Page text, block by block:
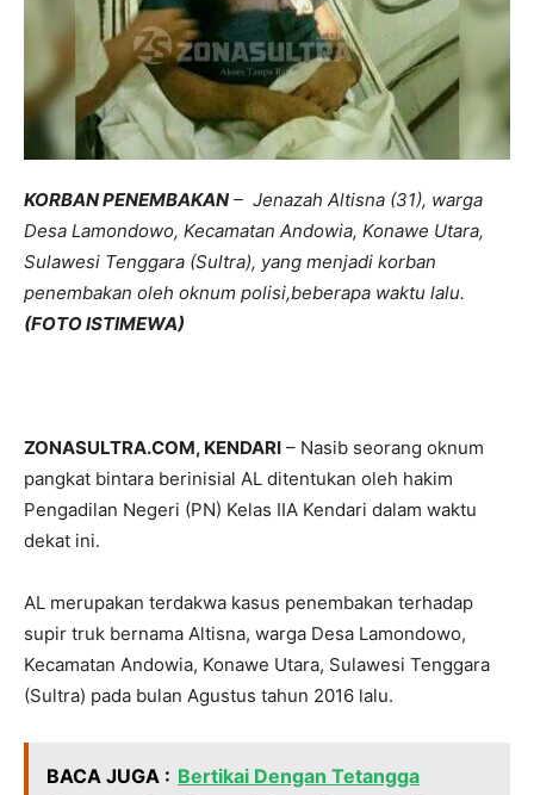
KORBAN PENEMBAKAN – Jenazah Altisna (31), warga
Desa Lamondowo, Kecamatan Andowia, Konawe Utara,
Sulawesi Tenggara (Sultra), yang menjadi korban
penembakan oleh oknum polisi,beberapa waktu lalu.
(FOTO ISTIMEWA)
ZONASULTRA.COM, KENDARI – Nasib seorang oknum
pangkat bintara berinisial AL ditentukan oleh hakim
Pengadilan Negeri (PN) Kelas IIA Kendari dalam waktu
dekat ini.
AL merupakan terdakwa kasus penembakan terhadap
supir truk bernama Altisna, warga Desa Lamondowo,
Kecamatan Andowia, Konawe Utara, Sulawesi Tenggara
(Sultra) pada bulan Agustus tahun 2016 lalu.
BACA JUGA : Bertikai Dengan Tetangga